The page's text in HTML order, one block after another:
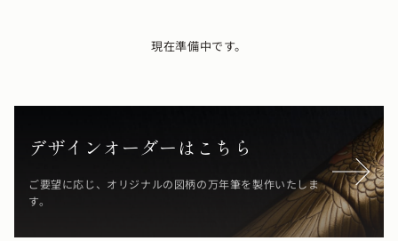
現在準備中です。
デザインオーダーはこちら
ご要望に応じ、オリジナルの図柄の万年筆を製作いたしま
す。